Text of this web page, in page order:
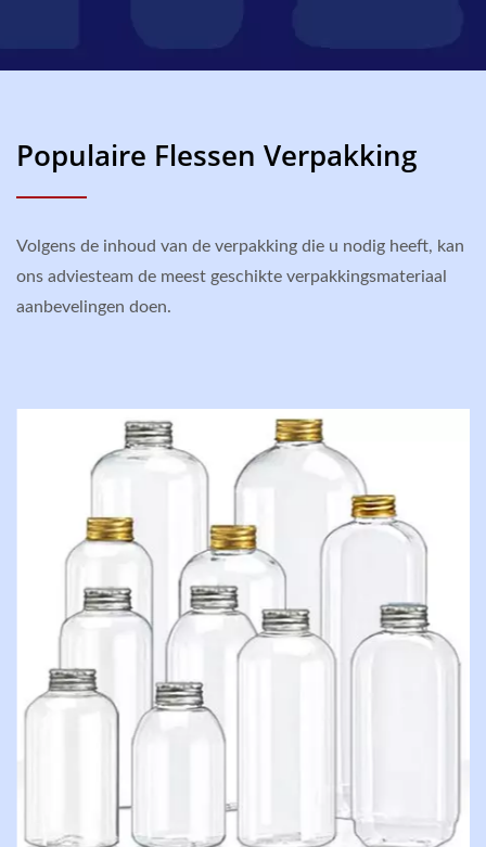
Populaire Flessen Verpakking
Volgens de inhoud van de verpakking die u nodig heeft, kan
ons adviesteam de meest geschikte verpakkingsmateriaal
aanbevelingen doen.